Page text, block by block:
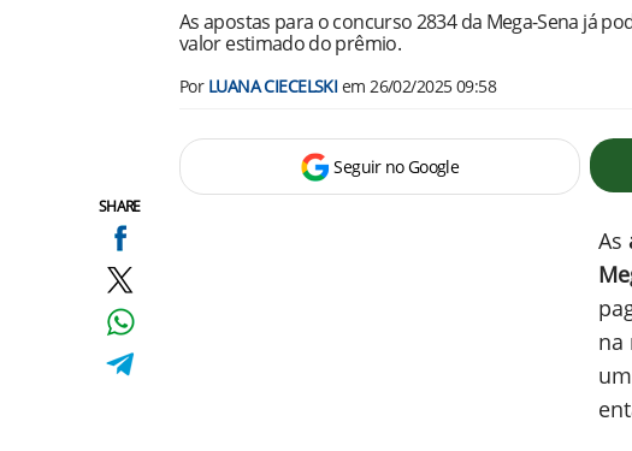
SHARE
As apostas para o concurso 2834 da Mega-Sena já
valor estimado do prêmio.
Por LUANA CIECELSKIem26/02/2025 09:58
Seguir no Google
As
na